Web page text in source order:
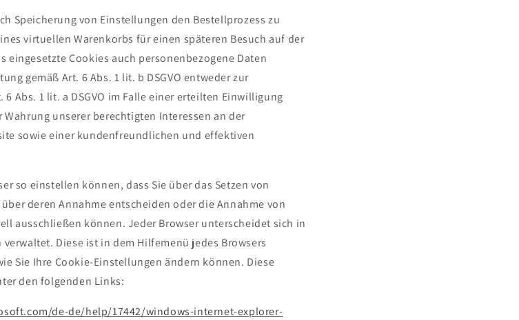
Speicherung von Einstellungen den Bestellprozess zu
virtuellen Warenkorbs für einen späteren Besuch auf der
eingesetzte Cookies auch personenbezogene Daten
gemäß Art. 6 Abs. 1 lit. b DSGVO entweder zur
Abs. 1 lit. a DSGVO im Falle einer erteilten Einwilligung
Wahrung unserer berechtigten Interessen an der
sowie einer kundenfreundlichen und effektiven
so einstellen können, dass Sie über das Setzen von
deren Annahme entscheiden oder die Annahme von
ausschließen können. Jeder Browser unterscheidet sich in
Diese ist in dem Hilfemenü jedes Browsers
Sie Ihre Cookie-Einstellungen ändern können. Diese
den folgenden Links:
de-de/help/17442/windows-internet-explorer-